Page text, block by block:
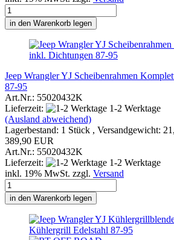
in den Warenkorb legen
Jeep Wrangler YJ Scheibenrahmen
87-95
Art.Nr.: 55020432K
Lieferzeit:
1-2 Werktage
(Ausland abweichend)
Lagerbestand: 1 Stück , Versandgewicht:
389,90 EUR
Art.Nr.: 55020432K
Lieferzeit:
1-2 Werktage
inkl. 19% MwSt. zzgl. Versand
in den Warenkorb legen